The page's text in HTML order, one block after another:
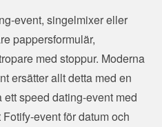
event, singelmixer eller
pappersformulär,
med stoppur. Moderna
ersätter allt detta med en
speed dating-event med
event för datum och